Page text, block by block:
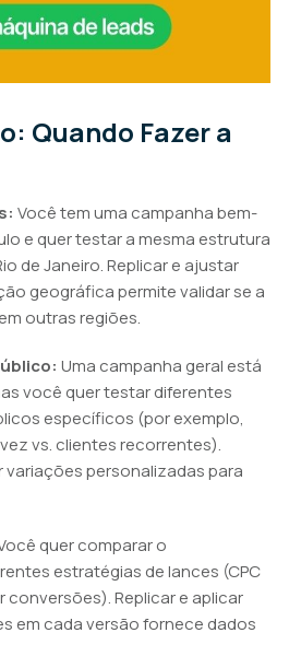
Quando Fazer a
Você tem uma campanha bem-
e quer testar a mesma estrutura
de Janeiro. Replicar e ajustar
geográfica permite validar se a
outras regiões.
Uma campanha geral está
você quer testar diferentes
específicos (por exemplo,
vs. clientes recorrentes).
variações personalizadas para
quer comparar o
estratégias de lances (CPC
conversões). Replicar e aplicar
em cada versão fornece dados